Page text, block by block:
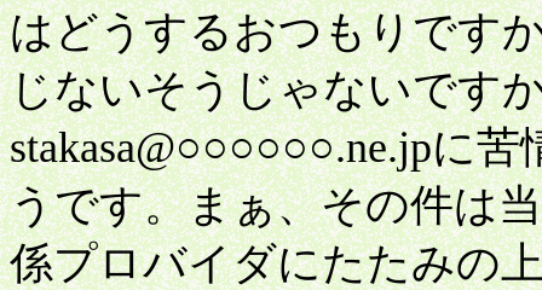
はどうするおつもりです
じないそうじゃないです
stakasa@○○○○○○.ne.jpに
うです。まぁ、その件は
係プロバイダにたたみの